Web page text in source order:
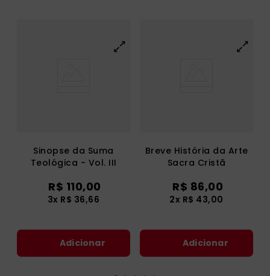
Sinopse da Suma
Teológica - Vol. III
R$ 110,00
3x R$ 36,66
Adicionar
Breve História da Arte
Sacra Cristã
R$ 86,00
2x R$ 43,00
Adicionar